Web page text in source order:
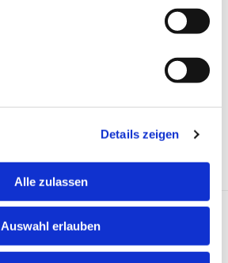
Details zeigen
Alle zulassen
Auswahl erlauben